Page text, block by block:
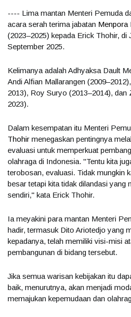
---- Lima mantan Menteri Pemuda
acara serah terima jabatan Menpora
(2023–2025) kepada Erick Thohir, di
September 2025.
Kelimanya adalah Adhyaksa Dault
Andi Alfian Mallarangen
2013), Roy Suryo (2013–2014), dan
2023).
Dalam kesempatan itu Menteri
Thohir menegaskan pentingnya
evaluasi untuk memperkuat
olahraga di Indonesia. "Tentu kita
terobosan, evaluasi. Tidak mungkin
besar tetapi kita tidak dilandasi yang
sendiri," kata Erick Thohir.
Ia meyakini para mantan Menteri
hadir, termasuk Dito Ariotedjo yang
kepadanya, telah memiliki visi-misi
pembangunan di bidang tersebut.
Jika semua warisan kebijakan itu
baik, menurutnya, akan menjadi
memajukan kepemudaan dan